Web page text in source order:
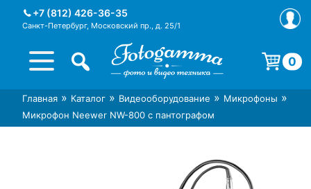
+7 (812) 426-36-35
Санкт-Петербург, Московский пр., д. 25/1
Интернет-магазин фототехники
Foto-Gamma в СПб
Магазин фотоаксессуаров foto-
gamma.ru
0
Корзина пуста.
Главная » Каталог » Видеооборудование » Микрофоны »
Микрофон Neewer NW-800 с пантографом